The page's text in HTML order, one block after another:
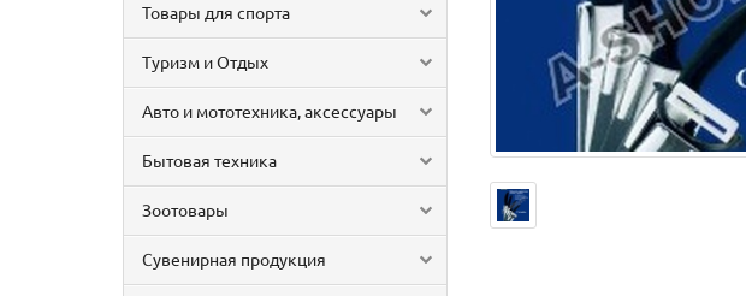
Товары для спорта
Туризм и Отдых
Авто и мототехника, аксессуары
Бытовая техника
Зоотовары
Сувенирная продукция